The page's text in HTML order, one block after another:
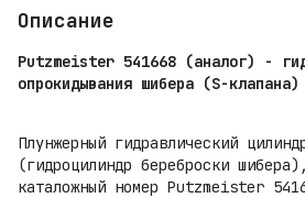
Описание
Putzmeister 541668 (аналог) -
опрокидывания шибера (S-клапана)
Плунжерный гидравлический
(гидроцилиндр береброски
каталожный номер Putzmeister